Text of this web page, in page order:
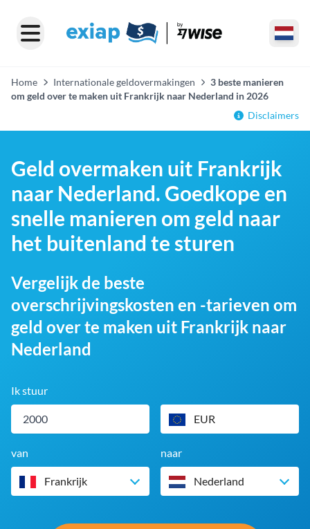
Home Internationale geldovermakingen
3 beste manieren
om geld over te maken uit Frankrijk naar Nederland in 2026
Disclaimers
Geld overmaken uit Frankrijk
naar Nederland. Goedkope en
snelle manieren om geld naar
het buitenland te sturen
Vergelijk de beste
overschrijvingskosten en -tarieven om
geld over te maken uit Frankrijk naar
Nederland
Ik stuur
EUR
van
Frankrijk
naar
Nederland